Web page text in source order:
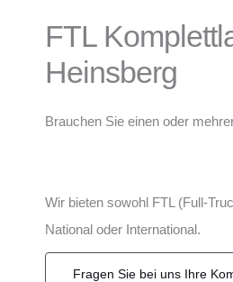
FTL
Heinsberg
Brauchen Sie einen oder
Wir bieten sowohl FTL (Full-
National oder International.
Fragen Sie bei uns Ihre